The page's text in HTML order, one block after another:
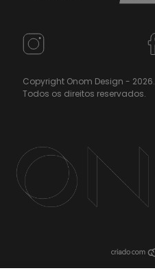
Copyright Onom Design - 2026.
Todos os direitos reservados.